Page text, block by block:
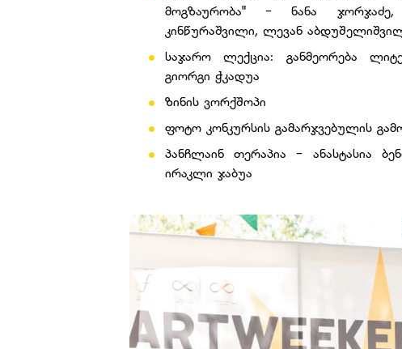
მოგზაურობა" - ნანა
კინწურაშვილი, ლევან
საჯარო ლექცია: განმეორება
გიორგი ჭკადუა
ზინის ვორქშოპი
ფოტო კონკურსის გამარჯვებულის
პანჩლაინ თერაპია - ანასტასია
ირაკლი ჯაბუა